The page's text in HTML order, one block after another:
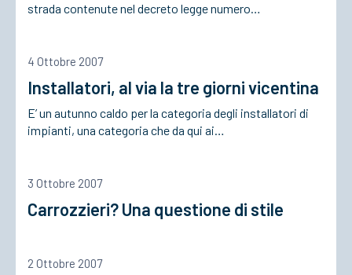
ACCEDI
strada contenute nel decreto legge numero…
4 Ottobre 2007
Installatori, al via la tre giorni vicentina
E’ un autunno caldo per la categoria degli installatori di
impianti, una categoria che da qui ai…
3 Ottobre 2007
Carrozzieri? Una questione di stile
2 Ottobre 2007